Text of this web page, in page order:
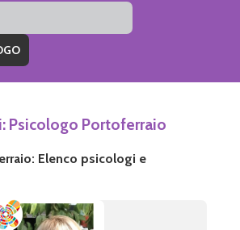
Psicologo Portoferraio
Elenco psicologi e